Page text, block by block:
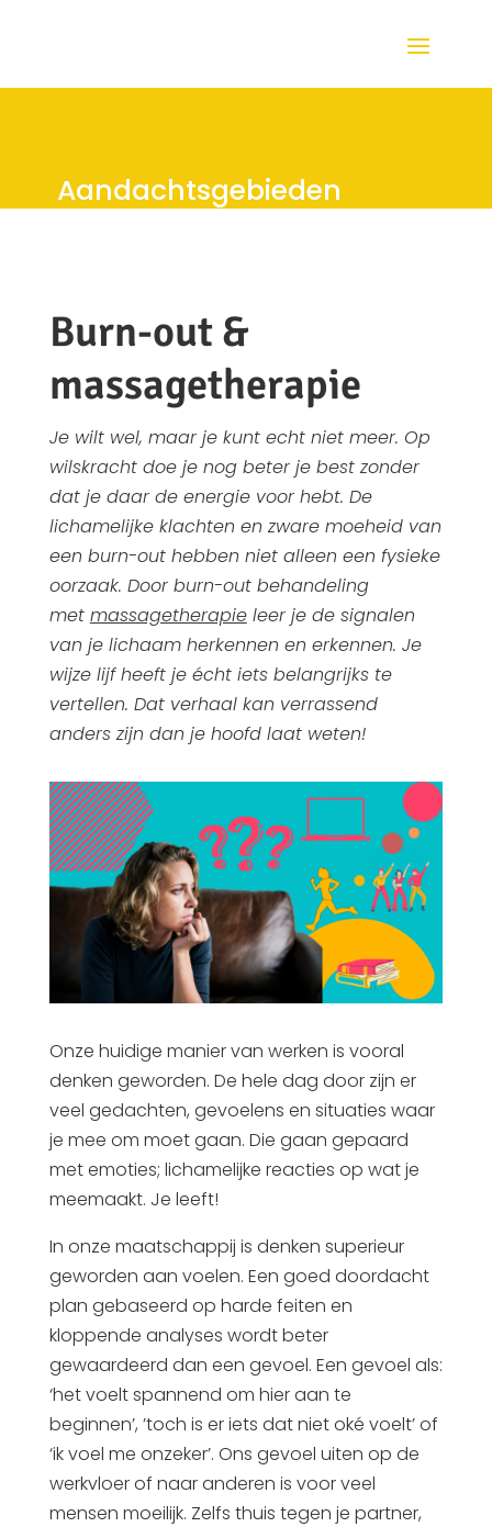
Aandachtsgebieden
Burn-out &
massagetherapie
Je wilt wel, maar je kunt echt niet meer. Op
wilskracht doe je nog beter je best zonder
dat je daar de energie voor hebt. De
lichamelijke klachten en zware moeheid van
een burn-out hebben niet alleen een fysieke
oorzaak. Door burn-out behandeling
met massagetherapieleer je de signalen
van je lichaam herkennen en erkennen. Je
wijze lijf heeft je écht iets belangrijks te
vertellen. Dat verhaal kan verrassend
anders zijn dan je hoofd laat weten!
Onze huidige manier van werken is vooral
denken geworden. De hele dag door zijn er
veel gedachten, gevoelens en situaties waar
je mee om moet gaan. Die gaan gepaard
met emoties; lichamelijke reacties op wat je
meemaakt. Je leeft!
In onze maatschappij is denken superieur
geworden aan voelen. Een goed doordacht
plan gebaseerd op harde feiten en
kloppende analyses wordt beter
gewaardeerd dan een gevoel. Een gevoel als:
‘het voelt spannend om hier aan te
beginnen’, ’toch is er iets dat niet oké voelt’ of
‘ik voel me onzeker’. Ons gevoel uiten op de
werkvloer of naar anderen is voor veel
mensen moeilijk. Zelfs thuis tegen je partner,